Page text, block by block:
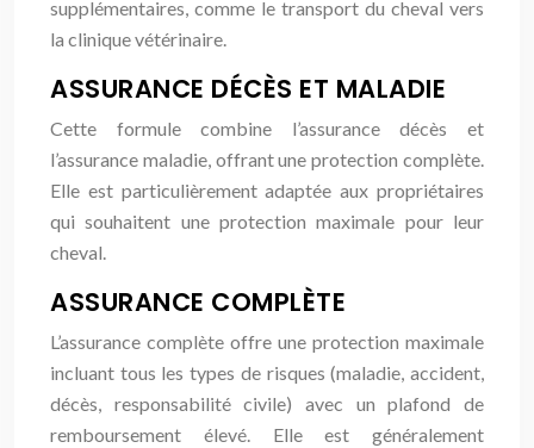
supplémentaires, comme le transport du cheval vers
la clinique vétérinaire.
ASSURANCE DÉCÈS ET MALADIE
Cette formule combine l’assurance décès et
l’assurance maladie, offrant une protection complète.
Elle est particulièrement adaptée aux propriétaires
qui souhaitent une protection maximale pour leur
cheval.
ASSURANCE COMPLÈTE
L’assurance complète offre une protection maximale
incluant tous les types de risques (maladie, accident,
décès, responsabilité civile) avec un plafond de
remboursement élevé. Elle est généralement